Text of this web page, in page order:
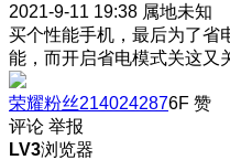
2021-9-11 19:38 属地未知
买个性能手机，最后为了省
能，而开启省电模式关这又
荣耀粉丝2140242876F 赞
评论 举报
LV3浏览器